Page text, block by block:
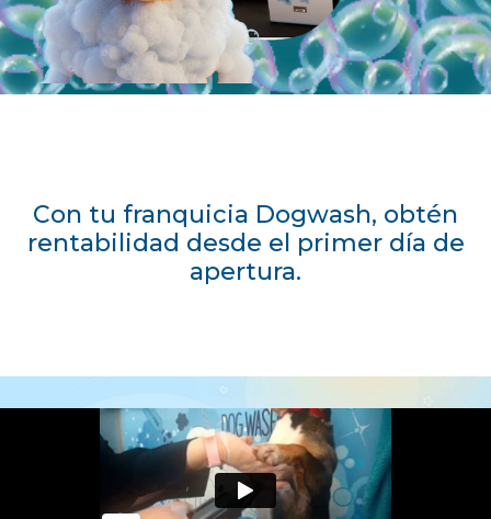
Con tu franquicia Dogwash, obtén
rentabilidad desde el primer día de
apertura.